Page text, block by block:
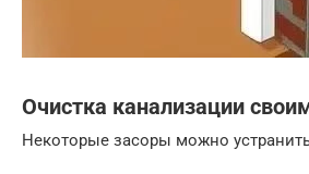
Очистка канализации
Некоторые засоры можно